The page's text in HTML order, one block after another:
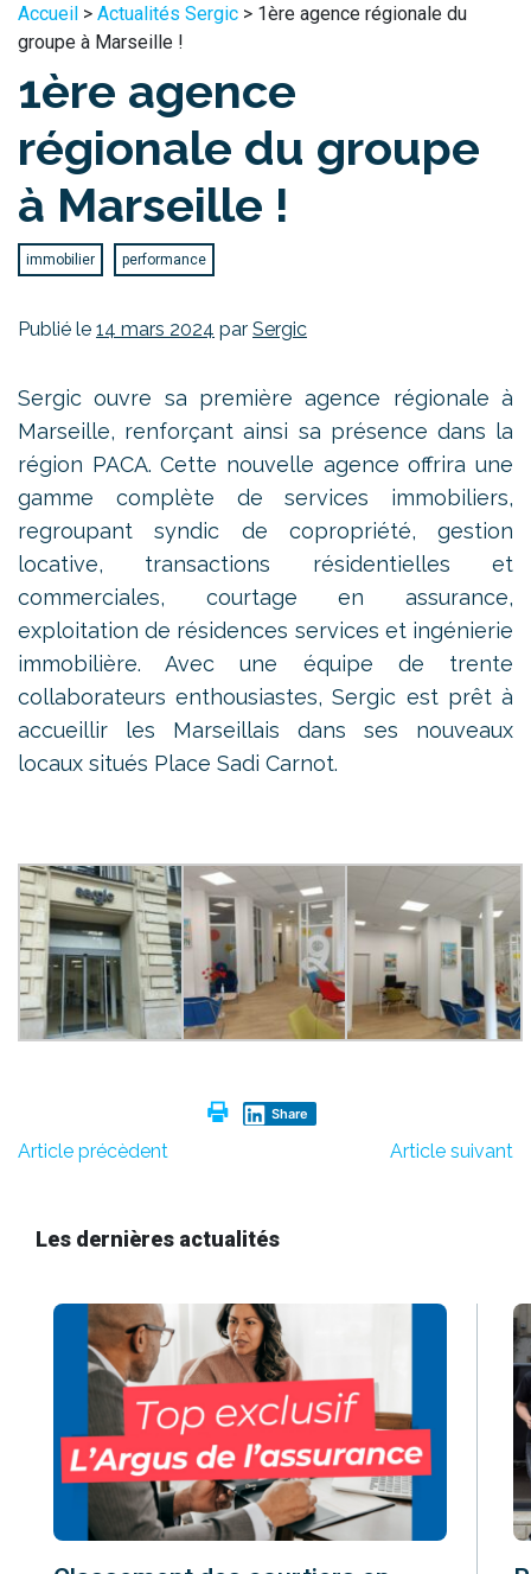
Accueil > Actualités Sergic > 1ère agence régionale du
groupe à Marseille !
1ère agence
régionale du groupe
à Marseille !
immobilier performance
Publié le 14 mars 2024 par Sergic
Sergic ouvre sa première agence régionale à
Marseille, renforçant ainsi sa présence dans la
région PACA. Cette nouvelle agence offrira une
gamme complète de services immobiliers,
regroupant syndic de copropriété, gestion
locative, transactions résidentielles et
commerciales, courtage en assurance,
exploitation de résidences services et ingénierie
immobilière. Avec une équipe de trente
collaborateurs enthousiastes, Sergic est prêt à
accueillir les Marseillais dans ses nouveaux
locaux situés Place Sadi Carnot.
Share
Article précèdent Article suivant
Les dernières actualités